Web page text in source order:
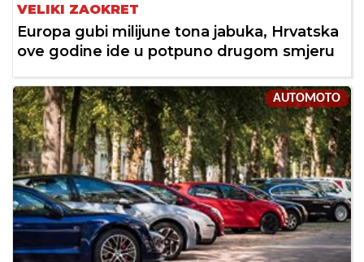
VELIKI ZAOKRET
Europa gubi milijune tona jabuka, Hrvatska
ove godine ide u potpuno drugom smjeru
AUTOMOTO